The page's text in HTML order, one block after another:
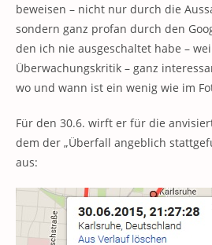
beweisen – nicht nur durch die
sondern ganz profan durch den
den ich nie ausgeschaltet habe –
Überwachungskritik – ganz
wo und wann ist ein wenig wie im
Für den 30.6. wirft er für die
dem der „Überfall angeblich
aus: